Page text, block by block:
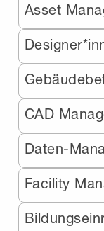
Asset
CAD
Daten-
Facility